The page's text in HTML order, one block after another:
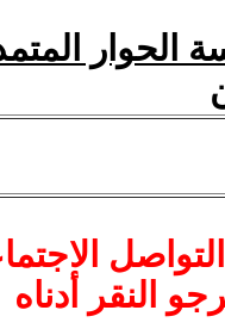
الحوار
النقر أدناه